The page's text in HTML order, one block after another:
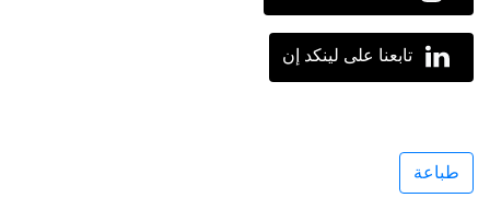
تابعنا على لينكد إن
طباعة